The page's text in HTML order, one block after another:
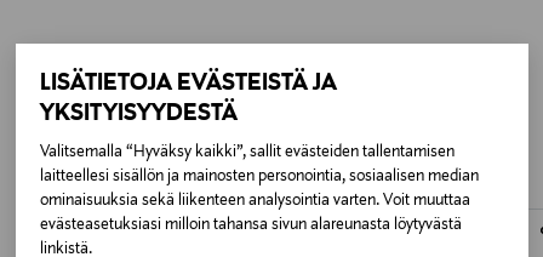
LISÄTIETOJA EVÄSTEISTÄ JA
YKSITYISYYDESTÄ
Valitsemalla “Hyväksy kaikki”, sallit evästeiden tallentamisen
laitteellesi sisällön ja mainosten personointia, sosiaalisen median
ominaisuuksia sekä liikenteen analysointia varten. Voit muuttaa
evästeasetuksiasi milloin tahansa sivun alareunasta löytyvästä
linkistä.
Lilla Bommen 1, 411 04 Gothenburg, Sweden
Digitaalinen osoite
info@gant.com
LISÄÄ KIINNOSTAVIA
TUOTTEITA